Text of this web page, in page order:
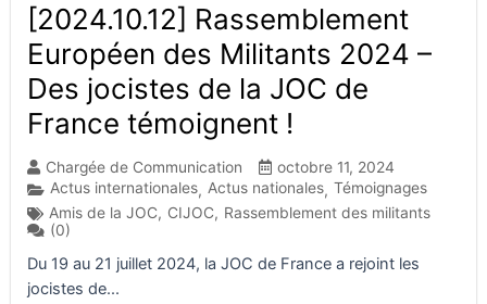
[2024.10.12] Rassemblement
Européen des Militants 2024 –
Des jocistes de la JOC de
France témoignent !
Chargée de Communication
octobre 11, 2024
Actus internationales, Actus nationales, Témoignages
Amis de la JOC, CIJOC, Rassemblement des militants
(0)
Du 19 au 21 juillet 2024, la JOC de France a rejoint les
jocistes de...